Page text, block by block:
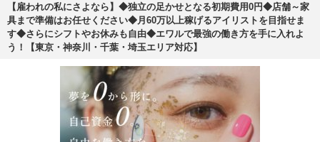
【雇われの私にさよなら】◆独立の足かせとなる初期費用0円◆店舗～家
具まで準備はお任せください◆月60万以上稼げるアイリストを目指せま
す◆さらにシフトやお休みも自由◆エワルで最強の働き方を手に入れよ
う！【東京・神奈川・千葉・埼玉エリア対応】